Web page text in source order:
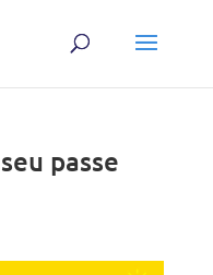
passe